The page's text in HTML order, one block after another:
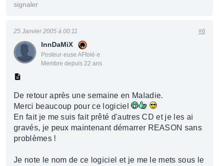
signaler
InnDaMiX
Posteur·euse AFfolé·e
Membre depuis 22 ans
25 Janvier 2005 à 00:11 #6
De retour après une semaine en Maladie.
Merci beaucoup pour ce logiciel
En fait je me suis fait prêté d'autres CD et je les ai
gravés, je peux maintenant démarrer REASON sans
problèmes !
Je note le nom de ce logiciel et je me le mets sous le